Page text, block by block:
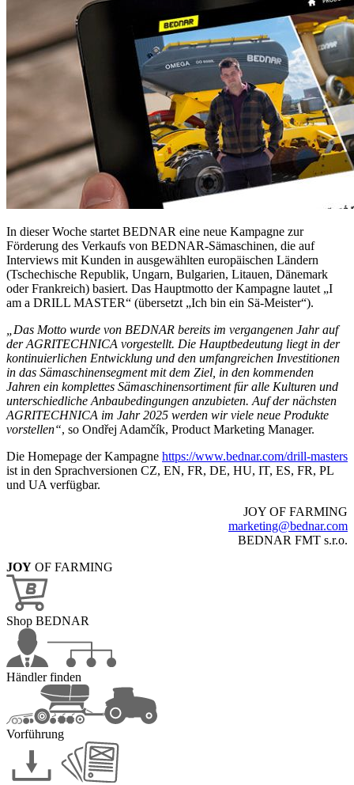
In dieser Woche startet BEDNAR eine neue Kampagne zur
Förderung des Verkaufs von BEDNAR-Sämaschinen, die auf
Interviews mit Kunden in ausgewählten europäischen Ländern
(Tschechische Republik, Ungarn, Bulgarien, Litauen, Dänemark
oder Frankreich) basiert. Das Hauptmotto der Kampagne lautet „I
am a DRILL MASTER“ (übersetzt „Ich bin ein Sä-Meister“).
„Das Motto wurde von BEDNAR bereits im vergangenen Jahr auf
der AGRITECHNICA vorgestellt. Die Hauptbedeutung liegt in der
kontinuierlichen Entwicklung und den umfangreichen Investitionen
in das Sämaschinensegment mit dem Ziel, in den kommenden
Jahren ein komplettes Sämaschinensortiment für alle Kulturen und
unterschiedliche Anbaubedingungen anzubieten. Auf der nächsten
AGRITECHNICA im Jahr 2025 werden wir viele neue Produkte
vorstellen“, so Ondřej Adamčík, Product Marketing Manager.
Die Homepage der Kampagne https://www.bednar.com/drill-masters
ist in den Sprachversionen CZ, EN, FR, DE, HU, IT, ES, FR, PL
und UA verfügbar.
JOY OF FARMING
marketing@bednar.com
BEDNAR FMT s.r.o.
JOY OF FARMING
Shop BEDNAR
Händler finden
Vorführung